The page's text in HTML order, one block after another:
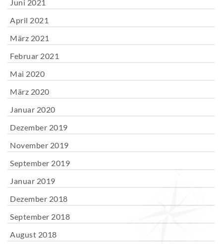
Juni 2021
April 2021
März 2021
Februar 2021
Mai 2020
März 2020
Januar 2020
Dezember 2019
November 2019
September 2019
Januar 2019
Dezember 2018
September 2018
August 2018